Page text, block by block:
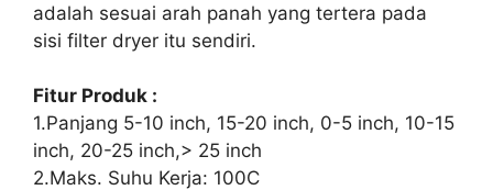
adalah sesuai arah panah yang tertera pada
sisi filter dryer itu sendiri.
Fitur Produk :
1.Panjang 5-10 inch, 15-20 inch, 0-5 inch, 10-15
inch, 20-25 inch,> 25 inch
2.Maks. Suhu Kerja: 100C